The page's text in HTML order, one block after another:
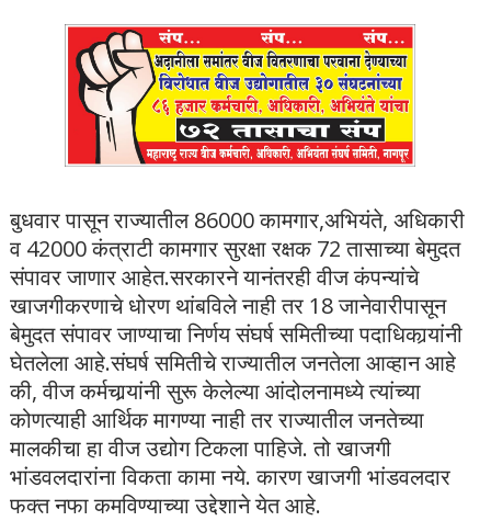
बुधवार पासून राज्यातील 86000 कामगार,अभियंते, अधिकारी
व 42000 कंत्राटी कामगार सुरक्षा रक्षक 72 तासाच्या बेमुदत
संपावर जाणार आहेत.सरकारने यानंतरही वीज कंपन्यांचे
खाजगीकरणाचे धोरण थांबविले नाही तर 18 जानेवारीपासून
बेमुदत संपावर जाण्याचा निर्णय संघर्ष समितीच्या पदाधिकार्‍यांनी
घेतलेला आहे.संघर्ष समितीचे राज्यातील जनतेला आव्हान आहे
की, वीज कर्मचार्‍यांनी सुरू केलेल्या आंदोलनामध्ये त्यांच्या
कोणत्याही आर्थिक मागण्या नाही तर राज्यातील जनतेच्या
मालकीचा हा वीज उद्योग टिकला पाहिजे. तो खाजगी
भांडवलदारांना विकता कामा नये. कारण खाजगी भांडवलदार
फक्त नफा कमविण्याच्या उद्देशाने येत आहे.